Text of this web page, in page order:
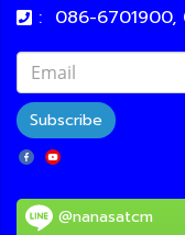
: 086-6701900,
Subscribe
@nanasatcm